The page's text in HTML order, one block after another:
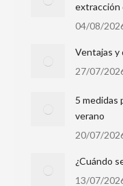
extracción
04/08/
Ventajas y
27/07/
5 medidas
verano
20/07/
¿Cuándo
13/07/